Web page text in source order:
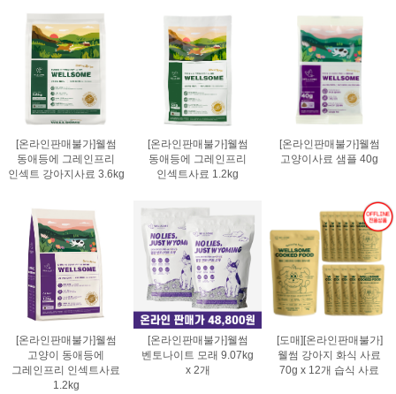
[온라인판매불가]웰썸
동애등에 그레인프리
인섹트 강아지사료 3.6kg
[온라인판매불가]웰썸
동애등에 그레인프리
인섹트사료 1.2kg
[온라인판매불가]웰썸
고양이사료 샘플 40g
[온라인판매불가]웰썸
고양이 동애등에
그레인프리 인섹트사료
1.2kg
[온라인판매불가]웰썸
벤토나이트 모래 9.07kg
x 2개
[도매][온라인판매불가]
웰썸 강아지 화식 사료
70g x 12개 습식 사료